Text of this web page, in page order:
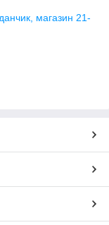
магазин 21-